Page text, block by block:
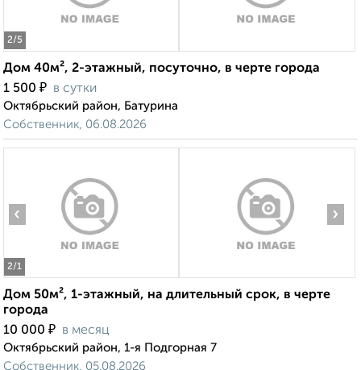
2/5
Дом 40м², 2-этажный, посуточно, в черте города
1 500 ₽ в сутки
Октябрьский район, Батурина
Собственник, 06.08.2026
2/1
‹ ›
Дом 50м², 1-этажный, на длительный срок, в черте
города
10 000 ₽ в месяц
Октябрьский район, 1-я Подгорная 7
Собственник, 05.08.2026